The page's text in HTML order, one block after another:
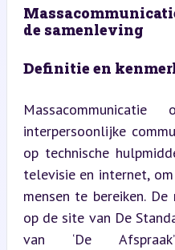
de samenleving
Definitie en
interpersoonlijke
op technische
televisie en internet,
mensen te bereiken.
op de site van De
van ‘De